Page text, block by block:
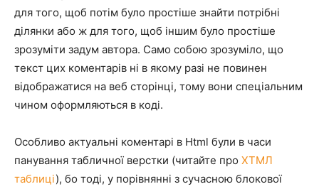
для того, щоб потім було простіше знайти потрібні
ділянки або ж для того, щоб іншим було простіше
зрозуміти задум автора. Само собою зрозуміло, що
текст цих коментарів ні в якому разі не повинен
відображатися на веб сторінці, тому вони спеціальним
чином оформляються в коді.
Особливо актуальні коментарі в Html були в часи
панування табличної верстки (читайте про ХТМЛ
таблиці), бо тоді, у порівнянні з сучасною блокової